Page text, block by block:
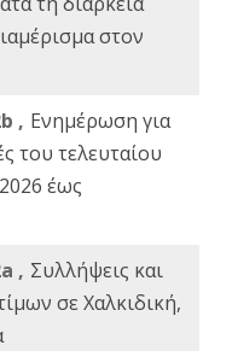
στον
, Ενημέρωση για
του τελευταίου
έως
, Συλλήψεις και
σε Χαλκιδική,